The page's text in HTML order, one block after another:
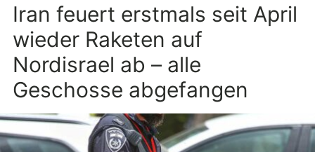
Iran feuert erstmals seit April
wieder Raketen auf
Nordisrael ab – alle
Geschosse abgefangen